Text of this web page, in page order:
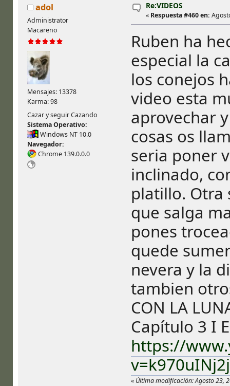
adol
Administrator
Macareno
Mensajes: 13378
Karma: 98
Cazar y seguir Cazando
Sistema Operativo:
Windows NT 10.0
Navegador:
Chrome 139.0.0.0
Re:VIDEOS
« Respuesta #460 en:
Ruben ha
especial la
los conejos
video esta
aprovechar
cosas os
seria poner
inclinado,
platillo. Otra
que salga
pones
quede
nevera y la
tambien
CON LA
Capítulo 3 I
https://
« Última modificación: Agosto 23,